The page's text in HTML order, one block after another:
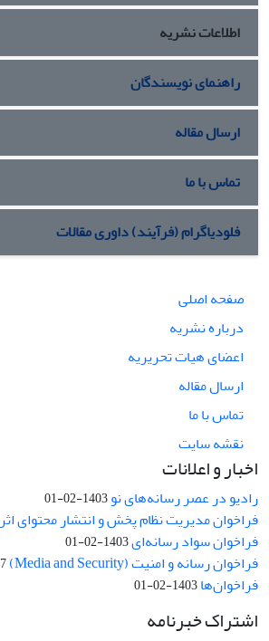
اطلاعات نشریه
راهنمای نویسندگان
ارسال مقاله
تماس با ما
فلودیاگرام (فرآیند) داوری مقالات
صفحه اصلی
درباره نشریه
اعضای هیات تحریریه
ارسال مقاله
تماس با ما
نقشه سایت
اخبار و اعلانات
رادیو در عصر رسانه‌های نو1403-02-01
فراخوان مدیریت نظام پخش و انتشار محتوای
فراخوان سواد رسانه‌ای1403-02-01
فراخوان رسانه و امنیت (Media and Security)
فراخوان‌ها1403-02-01
اشتراک خبرنامه